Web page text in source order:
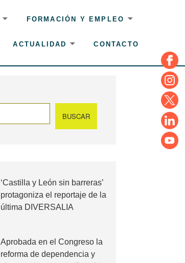
FORMACIÓN Y EMPLEO
ACTUALIDAD CONTACTO
BUSCAR
‘Castilla y León sin barreras’
protagoniza el reportaje de la
última DIVERSALIA
Aprobada en el Congreso la
reforma de dependencia y